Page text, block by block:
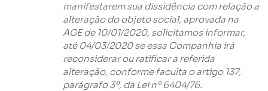
manifestarem sua dissidência com relação a
alteração do objeto social, aprovada na
AGE de 10/01/2020, solicitamos informar,
até 04/03/2020 se essa Companhia irá
reconsiderar ou ratificar a referida
alteração, conforme faculta o artigo 137,
parágrafo 3º, da Lei nº 6404/76.
Nome
E-mail